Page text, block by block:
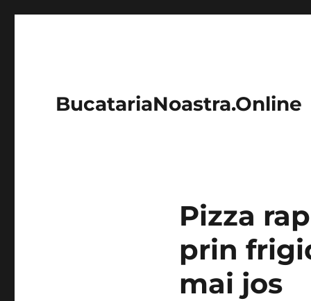
BucatariaNoastra.Online
Pizza
prin
mai jos